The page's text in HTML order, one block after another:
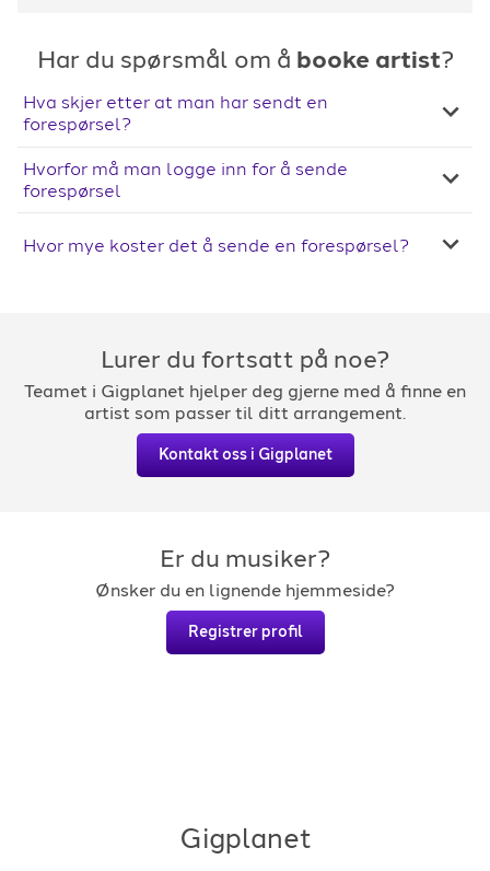
Har du spørsmål om å booke artist?
Hva skjer etter at man har sendt en
forespørsel?
Hvorfor må man logge inn for å sende
forespørsel
Hvor mye koster det å sende en forespørsel?
Lurer du fortsatt på noe?
Teamet i Gigplanet hjelper deg gjerne med å finne en
artist som passer til ditt arrangement.
Kontakt oss i Gigplanet
Er du musiker?
Ønsker du en lignende hjemmeside?
Registrer profil
Gigplanet